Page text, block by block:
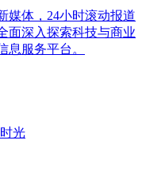
媒体，24小时滚动报道
面深入探索科技与商业
息服务平台。
光